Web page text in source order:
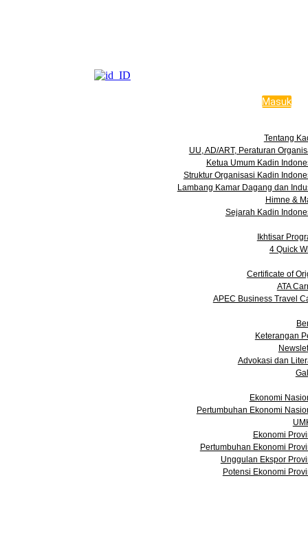
Masuk
Tentang
UU, AD/ART, Peraturan
Ketua Umum Kadin
Struktur Organisasi Kadin
Lambang Kamar Dagang dan
Himne &
Sejarah Kadin
Ikhtisar
4 Quick
Certificate of
ATA
APEC Business Travel
Keterangan
Advokasi dan
Ekonomi
Pertumbuhan Ekonomi
Ekonomi
Pertumbuhan Ekonomi
Unggulan Ekspor
Potensi Ekonomi